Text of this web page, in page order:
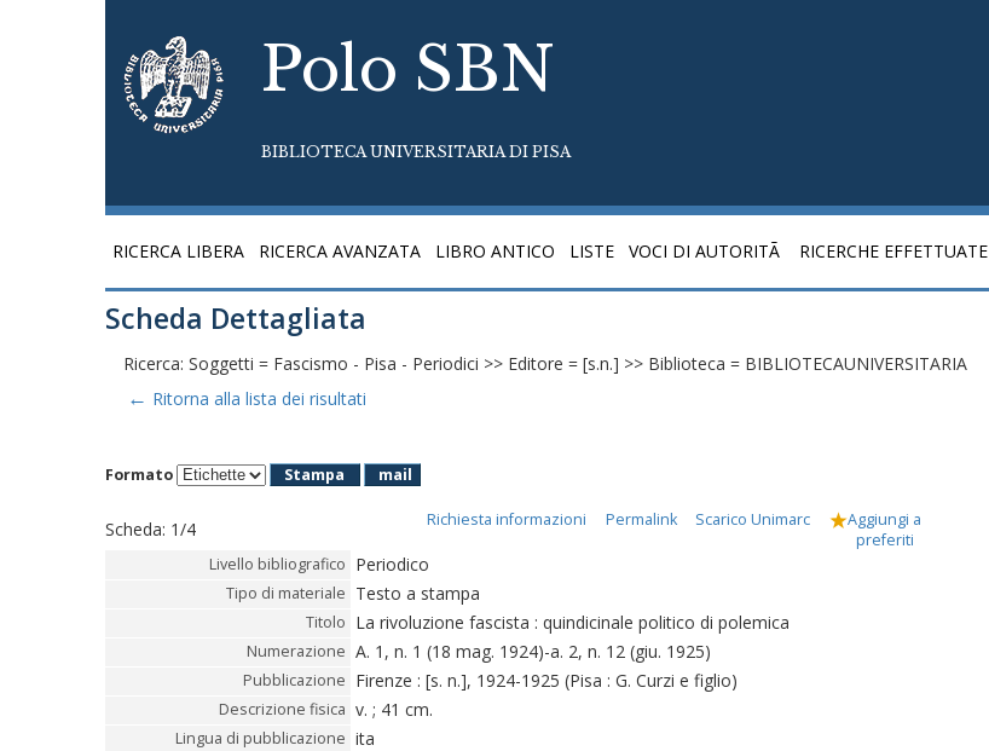
Polo SBN
BIBLIOTECA UNIVERSITARIA DI PISA
RICERCA LIBERA RICERCA AVANZATA LIBRO ANTICO LISTE VOCI DI AUTORITÃ RICERCHE EFFETTUATE
Scheda Dettagliata
Ricerca: Soggetti = Fascismo - Pisa - Periodici >> Editore = [s.n.] >> Biblioteca = BIBLIOTECAUNIVERSITARIA
← Ritorna alla lista dei risultati
Formato Stampa mail
Scheda: 1/4 Richiesta informazioni Permalink Scarico Unimarc
Aggiungi a
preferiti
Livello bibliografico Periodico
Tipo di materiale Testo a stampa
Titolo La rivoluzione fascista : quindicinale politico di polemica
Numerazione A. 1, n. 1 (18 mag. 1924)-a. 2, n. 12 (giu. 1925)
Pubblicazione Firenze : [s. n.], 1924-1925 (Pisa : G. Curzi e figlio)
Descrizione fisica v. ; 41 cm.
Lingua di pubblicazione ita